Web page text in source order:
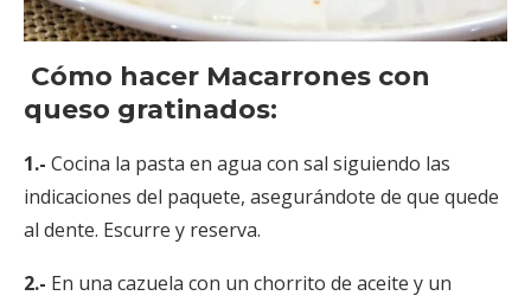
Cómo hacer Macarrones con
queso gratinados:
1.- Cocina la pasta en agua con sal siguiendo las
indicaciones del paquete, asegurándote de que quede
al dente. Escurre y reserva.
2.- En una cazuela con un chorrito de aceite y un